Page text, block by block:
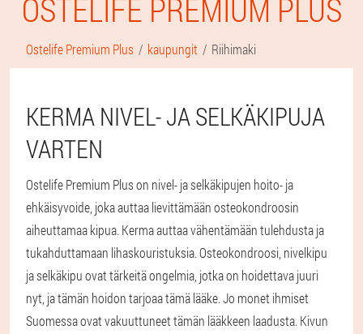
OSTELIFE PREMIUM PLUS
Ostelife Premium Plus kaupungit Riihimaki
KERMA NIVEL- JA SELKÄKIPUJA
VARTEN
Ostelife Premium Plus on nivel- ja selkäkipujen hoito- ja
ehkäisyvoide, joka auttaa lievittämään osteokondroosin
aiheuttamaa kipua. Kerma auttaa vähentämään tulehdusta ja
tukahduttamaan lihaskouristuksia. Osteokondroosi, nivelkipu
ja selkäkipu ovat tärkeitä ongelmia, jotka on hoidettava juuri
nyt, ja tämän hoidon tarjoaa tämä lääke. Jo monet ihmiset
Suomessa ovat vakuuttuneet tämän lääkkeen laadusta. Kivun